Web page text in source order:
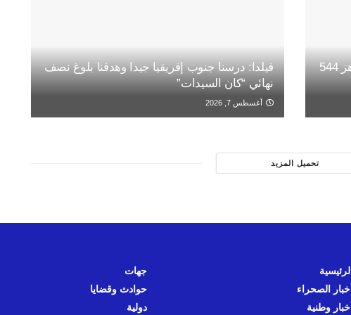
شمندر دكالة يسجل موسما قياسيا بإنتاج ناهز 544
فيلدا: درسنا جنوب إفريقيا جيدا وهدفنا بلوغ نصف
نهائي “كان السيدات”
أغسطس 7, 2026
تحميل المزيد
الرئيسية
أخبار الصحراء
أخبار وطنية
جهات
حوادث وقضايا
دولية